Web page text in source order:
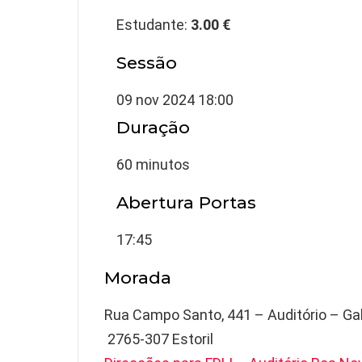
Estudante: 3.00 €
Sessão
09 nov 2024 18:00
Duração
60 minutos
Abertura Portas
17:45
Morada
Rua Campo Santo, 441 – Auditório –
2765-307 Estoril